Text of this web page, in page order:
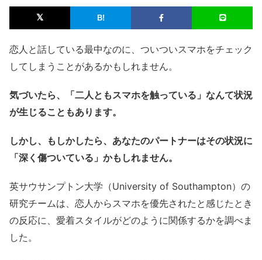
恋人と話している最中なのに、ついついスマホをチェック
してしまうことがあるかもしれません。
気づいたら、「二人ともスマホを触っている」なんて状況
が生じることもあります。
しかし、もしかしたら、あなたのパートナーはその状況に
「深く傷ついている」かもしれません。
英サウサンプトン大学（University of Southampton）の
研究チームは、恋人からスマホを優先されたと感じたとき
の反応に、愛着スタイルがどのように関係するかを調べま
した。